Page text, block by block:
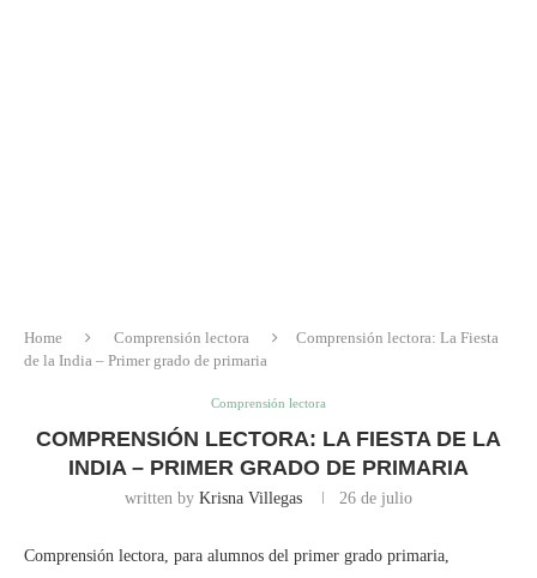
Home Comprensión lectora
Comprensión lectora: La Fiesta
de la India – Primer grado de primaria
Comprensión lectora
COMPRENSIÓN LECTORA: LA FIESTA DE LA
INDIA – PRIMER GRADO DE PRIMARIA
written by Krisna Villegas 26 de julio
Comprensión lectora, para alumnos del primer grado primaria,